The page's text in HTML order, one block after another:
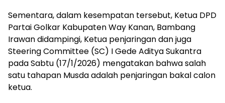
Sementara, dalam kesempatan tersebut, Ketua DPD
Partai Golkar Kabupaten Way Kanan, Bambang
Irawan didampingi, Ketua penjaringan dan juga
Steering Committee (SC) I Gede Aditya Sukantra
pada Sabtu (17/1/2026) mengatakan bahwa salah
satu tahapan Musda adalah penjaringan bakal calon
ketua.